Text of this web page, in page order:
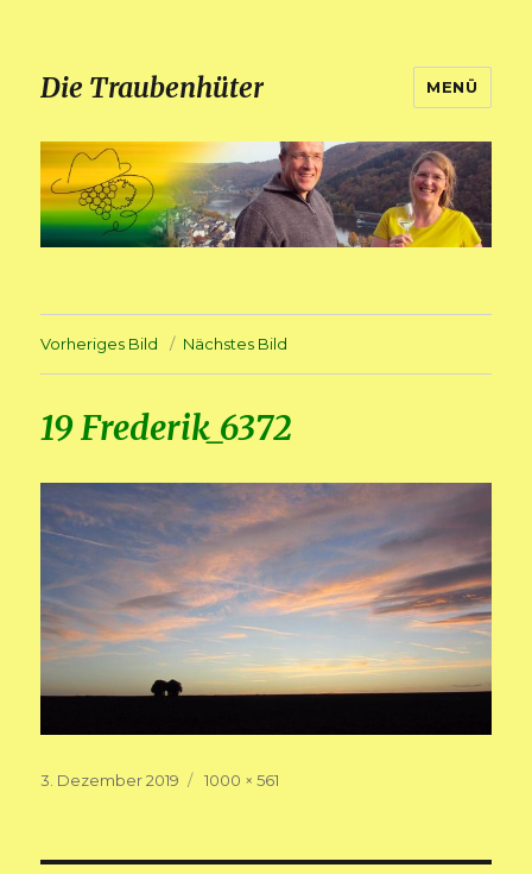
Die Traubenhüter MENÜ
Vorheriges Bild Nächstes Bild
19 Frederik_6372
Veröffentlicht
3. Dezember 2019
Volle
1000 × 561